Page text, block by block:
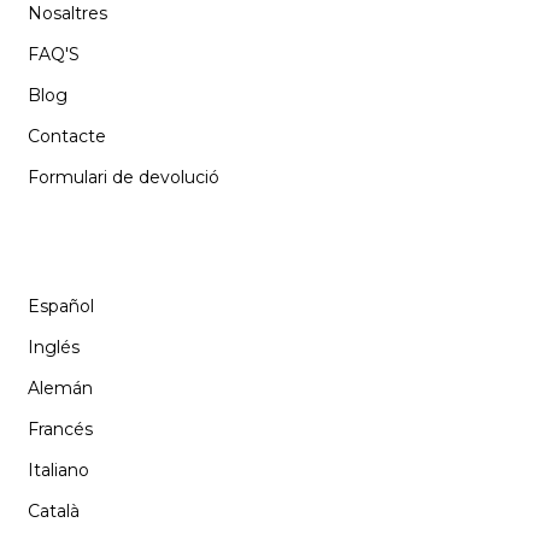
Nosaltres
FAQ'S
Blog
Contacte
Formulari de devolució
Español
Inglés
Alemán
Francés
Italiano
Català